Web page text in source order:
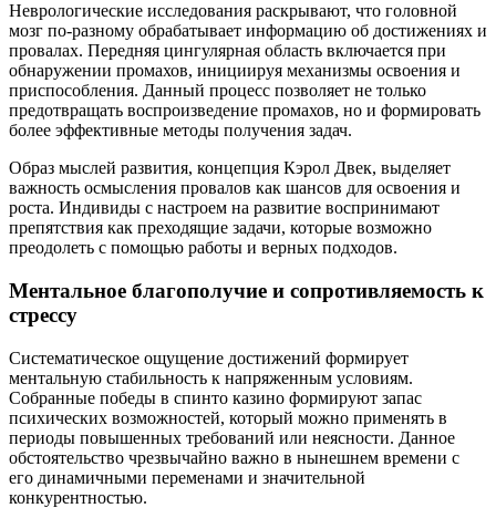
Неврологические исследования раскрывают, что головной
мозг по-разному обрабатывает информацию об достижениях и
провалах. Передняя цингулярная область включается при
обнаружении промахов, инициируя механизмы освоения и
приспособления. Данный процесс позволяет не только
предотвращать воспроизведение промахов, но и формировать
более эффективные методы получения задач.
Образ мыслей развития, концепция Кэрол Двек, выделяет
важность осмысления провалов как шансов для освоения и
роста. Индивиды с настроем на развитие воспринимают
препятствия как преходящие задачи, которые возможно
преодолеть с помощью работы и верных подходов.
Ментальное благополучие и сопротивляемость к
стрессу
Систематическое ощущение достижений формирует
ментальную стабильность к напряженным условиям.
Собранные победы в спинто казино формируют запас
психических возможностей, который можно применять в
периоды повышенных требований или неясности. Данное
обстоятельство чрезвычайно важно в нынешнем времени с
его динамичными переменами и значительной
конкурентностью.